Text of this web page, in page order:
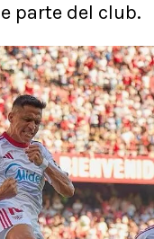
parte del club.